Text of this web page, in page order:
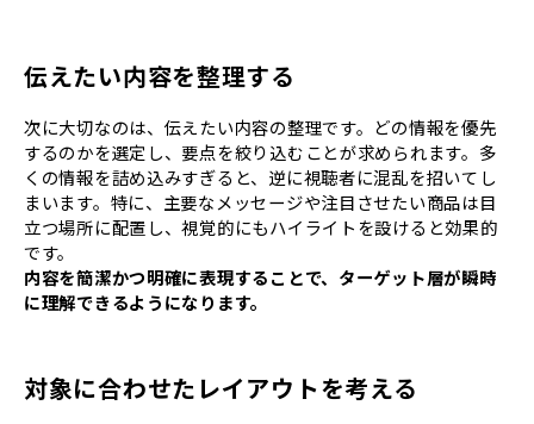
伝えたい内容を整理する
次に大切なのは、伝えたい内容の整理です。どの情報を優先
するのかを選定し、要点を絞り込むことが求められます。多
くの情報を詰め込みすぎると、逆に視聴者に混乱を招いてし
まいます。特に、主要なメッセージや注目させたい商品は目
立つ場所に配置し、視覚的にもハイライトを設けると効果的
です。
内容を簡潔かつ明確に表現することで、ターゲット層が瞬時
に理解できるようになります。
対象に合わせたレイアウトを考える